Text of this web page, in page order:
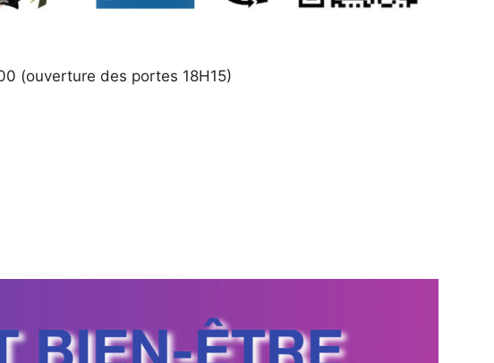
(ouverture des portes 18H15)